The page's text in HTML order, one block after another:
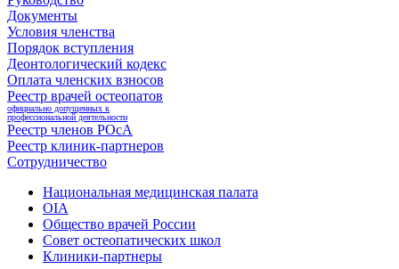
Документы
Условия членства
Порядок вступления
Деонтологический кодекс
Оплата членских взносов
Реестр врачей остеопатов
официально допущенных к
профессиональной деятельности
Реестр членов РОсА
Реестр клиник-партнеров
Сотрудничество
Национальная медицинская палата
OIA
Общество врачей России
Совет остеопатических школ
Клиники-партнеры